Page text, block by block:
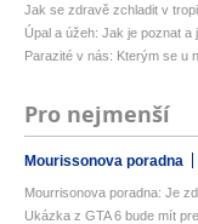
Jak se zdravě zchladit v
Úpal a úžeh: Jak je poznat
Parazité v nás: Kterým se u
Pro nejmenší
Mourissonova poradna
Mourrisonova poradna: Je
Ukázka z GTA 6 bude mít